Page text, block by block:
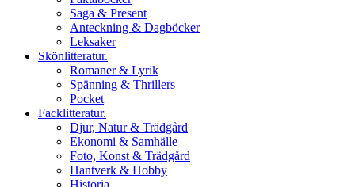
Saga & Present
Anteckning & Dagböcker
Leksaker
Skönlitteratur.
Romaner & Lyrik
Spänning & Thrillers
Pocket
Facklitteratur.
Djur, Natur & Trädgård
Ekonomi & Samhälle
Foto, Konst & Trädgård
Hantverk & Hobby
Historia